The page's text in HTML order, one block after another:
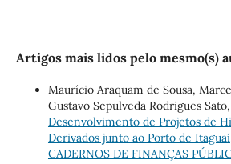
Artigos mais lidos pelo mesmo(s)
Maurício Araquam de Sousa,
Gustavo Sepulveda Rodrigues Sato,
Desenvolvimento de Projetos de
Derivados junto ao Porto de
CADERNOS DE FINANÇAS